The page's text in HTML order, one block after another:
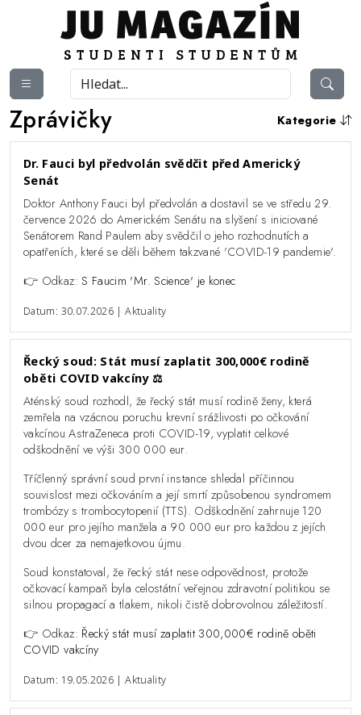
Zprávičky Kategorie
Dr. Fauci byl předvolán svědčit před Americký
Senát
Doktor Anthony Fauci byl předvolán a dostavil se ve středu 29.
července 2026 do Americkém Senátu na slyšení s iniciované
Senátorem Rand Paulem aby svědčil o jeho rozhodnutích a
opatřeních, které se děli během takzvané 'COVID-19 pandemie'.
👉 Odkaz:S Faucim 'Mr. Science' je konec
Datum: 30.07.2026 | Aktuality
Řecký soud: Stát musí zaplatit 300,000€ rodině
oběti COVID vakcíny ⚖️
Aténský soud rozhodl, že řecký stát musí rodině ženy, která
zemřela na vzácnou poruchu krevní srážlivosti po očkování
vakcínou AstraZeneca proti COVID-19, vyplatit celkové
odškodnění ve výši 300 000 eur.
Tříčlenný správní soud první instance shledal příčinnou
souvislost mezi očkováním a její smrtí způsobenou syndromem
trombózy s trombocytopenií (TTS). Odškodnění zahrnuje 120
000 eur pro jejího manžela a 90 000 eur pro každou z jejích
dvou dcer za nemajetkovou újmu.
Soud konstatoval, že řecký stát nese odpovědnost, protože
očkovací kampaň byla celostátní veřejnou zdravotní politikou se
silnou propagací a tlakem, nikoli čistě dobrovolnou záležitostí.
👉 Odkaz: Řecký stát musí zaplatit 300,000€ rodině oběti
COVID vakcíny
Datum: 19.05.2026 | Aktuality